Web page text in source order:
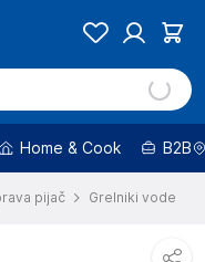
Home & Cook B2B
pijač Grelniki vode